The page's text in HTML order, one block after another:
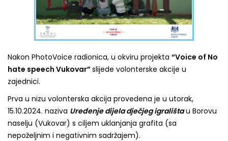
Nakon PhotoVoice radionica, u okviru projekta “Voice of No
hate speech Vukovar” slijede volonterske akcije u
zajednici.
Prva u nizu volonterska akcija provedena je u utorak,
15.10.2024. naziva Uređenje dijela dječjeg igralištau Borovu
naselju (Vukovar) s ciljem uklanjanja grafita (sa
nepoželjnim i negativnim sadržajem).